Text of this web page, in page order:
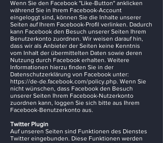
Wenn Sie den Facebook "Like-Button" anklicken
während Sie in Ihrem Facebook-Account
eingeloggt sind, können Sie die Inhalte unserer
Seiten auf Ihrem Facebook-Profil verlinken. Dadurch
kann Facebook den Besuch unserer Seiten Ihrem
Benutzerkonto zuordnen. Wir weisen darauf hin,
dass wir als Anbieter der Seiten keine Kenntnis
vom Inhalt der übermittelten Daten sowie deren
Nutzung durch Facebook erhalten. Weitere
Informationen hierzu finden Sie in der
Datenschutzerklärung von Facebook unter:
https://de-de.facebook.com/policy.php. Wenn Sie
nicht wünschen, dass Facebook den Besuch
unserer Seiten Ihrem Facebook-Nutzerkonto
zuordnen kann, loggen Sie sich bitte aus Ihrem
Facebook-Benutzerkonto aus.
Twitter Plugin
Auf unseren Seiten sind Funktionen des Dienstes
Twitter eingebunden. Diese Funktionen werden